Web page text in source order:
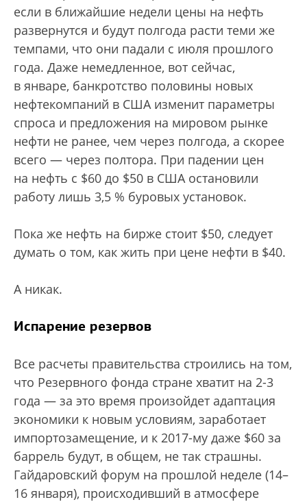
если в ближайшие недели цены на нефть
развернутся и будут полгода расти теми же
темпами, что они падали с июля прошлого
года. Даже немедленное, вот сейчас,
в январе, банкротство половины новых
нефтекомпаний в США изменит параметры
спроса и предложения на мировом рынке
нефти не ранее, чем через полгода, а скорее
всего — через полтора. При падении цен
на нефть с $60 до $50 в США остановили
работу лишь 3,5 % буровых установок.
Пока же нефть на бирже стоит $50, следует
думать о том, как жить при цене нефти в $40.
А никак.
Испарение резервов
Все расчеты правительства строились на том,
что Резервного фонда стране хватит на 2-3
года — за это время произойдет адаптация
экономики к новым условиям, заработает
импортозамещение, и к 2017-му даже $60 за
баррель будут, в общем, не так страшны.
Гайдаровский форум на прошлой неделе (14–
16 января), происходивший в атмосфере